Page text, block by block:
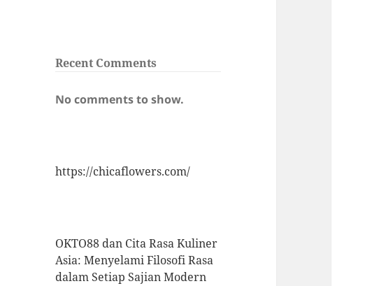
Recent Comments
No comments to show.
https://chicaflowers.com/
OKTO88 dan Cita Rasa Kuliner
Asia: Menyelami Filosofi Rasa
dalam Setiap Sajian Modern